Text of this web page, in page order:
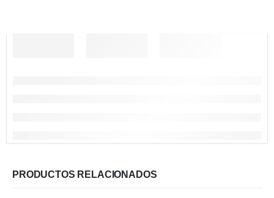
PRODUCTOS RELACIONADOS